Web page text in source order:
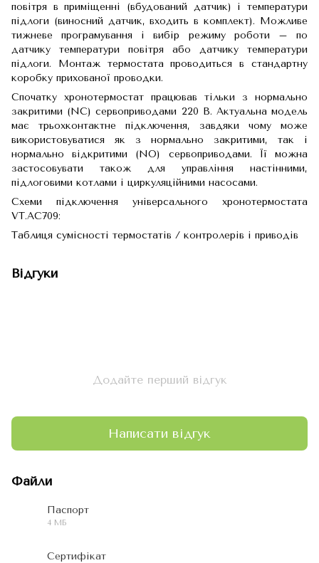
повітря в приміщенні (вбудований датчик) і температури
підлоги (виносний датчик, входить в комплект). Можливе
тижневе програмування і вибір режиму роботи – по
датчику температури повітря або датчику температури
підлоги. Монтаж термостата проводиться в стандартну
коробку прихованої проводки.
Спочатку хронотермостат працював тільки з нормально
закритими (NC) сервоприводами 220 В. Актуальна модель
має трьохконтактне підключення, завдяки чому може
використовуватися як з нормально закритими, так і
нормально відкритими (NO) сервоприводами. Її можна
застосовувати також для управління настінними,
підлоговими котлами і циркуляційними насосами.
Схеми підключення універсального хронотермостата
VT.AC709:
Таблиця сумісності термостатів / контролерів і приводів
Відгуки
Додайте перший відгук
Написати відгук
Файли
Паспорт
4 МБ
Сертифікат